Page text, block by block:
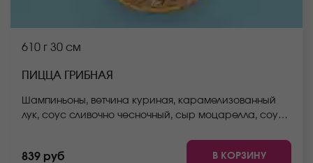
610 г 30 см
ПИЦЦА ГРИБНАЯ
Шампиньоны, ветчина куриная, карамелизованный
лук, соус сливочно чесночный, сыр моцарелла, соус
839 руб В КОРЗИНУ